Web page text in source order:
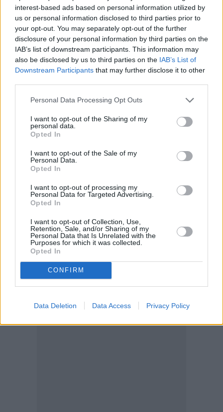
interest-based ads based on personal information utilized by
us or personal information disclosed to third parties prior to
your opt-out. You may separately opt-out of the further
disclosure of your personal information by third parties on the
IAB’s list of downstream participants. This information may
also be disclosed by us to third parties on the IAB’s List of
Downstream Participants that may further disclose it to other
Personal Data Processing Opt Outs
I want to opt-out of the Sharing of my
personal data.
Opted In
I want to opt-out of the Sale of my
Personal Data.
Opted In
I want to opt-out of processing my
Personal Data for Targeted Advertising.
Opted In
I want to opt-out of Collection, Use,
Retention, Sale, and/or Sharing of my
Personal Data that Is Unrelated with the
Purposes for which it was collected.
Opted In
CONFIRM
Data Deletion Data Access Privacy Policy
Αγγλίας και στα κοινοβούλια της Σκωτίας και της
Ουαλίας. Οιβαριές απώλειες των Εργατικών
κατέδειξαν πόσο βαθιά αντιδημοφιλής έχει γίνει η
κυβέρνησή του, ακόμη και μεταξύ ψηφοφόρων που
παραδοσιακά στήριζαν το κόμμα.
διακριτικές και ιδιωτικές. Σταδιακά όμως
μετατράπηκαν σε δημόσιες εκκλήσεις αποχώρησης.